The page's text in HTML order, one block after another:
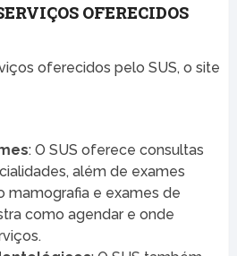
OFERECIDOS
oferecidos pelo SUS, o site
: O SUS oferece consultas
além de exames
mamografia e exames de
como agendar e onde